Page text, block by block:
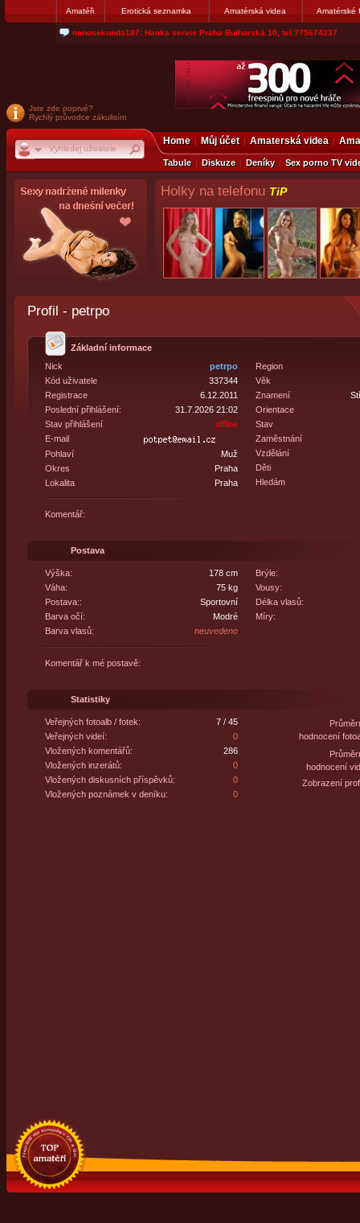
Amatéři Erotická seznamka Amatérská videa Amatérské
nanosekunda187: Hanka servis Praha Bulharská 10, tel:775674237
Jste zde poprvé?
Rychlý průvodce zákulisím
Home Můj účet Amaterská videa
Tabule Diskuze Deníky Sex porno TV
Holky na telefonu TiP
Profil - petrpo
Základní informace
Nick
petrpo
Kód uživatele
337344
Registrace
6.12.2011
Poslední přihlášení:
31.7.2026 21:02
Stav přihlášení
offline
E-mail
Pohlaví
Muž
Okres
Praha
Lokalita
Praha
Region
Věk
Znamení
Orientace
Stav
Zaměstnání
Vzdělání
Děti
Hledám
Komentář:
Postava
Výška:
178 cm
Váha:
75 kg
Postava::
Sportovní
Barva očí:
Modré
Barva vlasů:
neuvedeno
Brýle:
Vousy:
Délka vlasů:
Míry:
Komentář k mé postavě:
Statistiky
Veřejných fotoalb / fotek:
7 / 45
Veřejných videí:
0
Vložených komentářů:
286
Vložených inzerátů:
0
Vložených diskusních příspěvků:
0
Vložených poznámek v deníku:
0
hodnocení
hodnocení
Zobrazení